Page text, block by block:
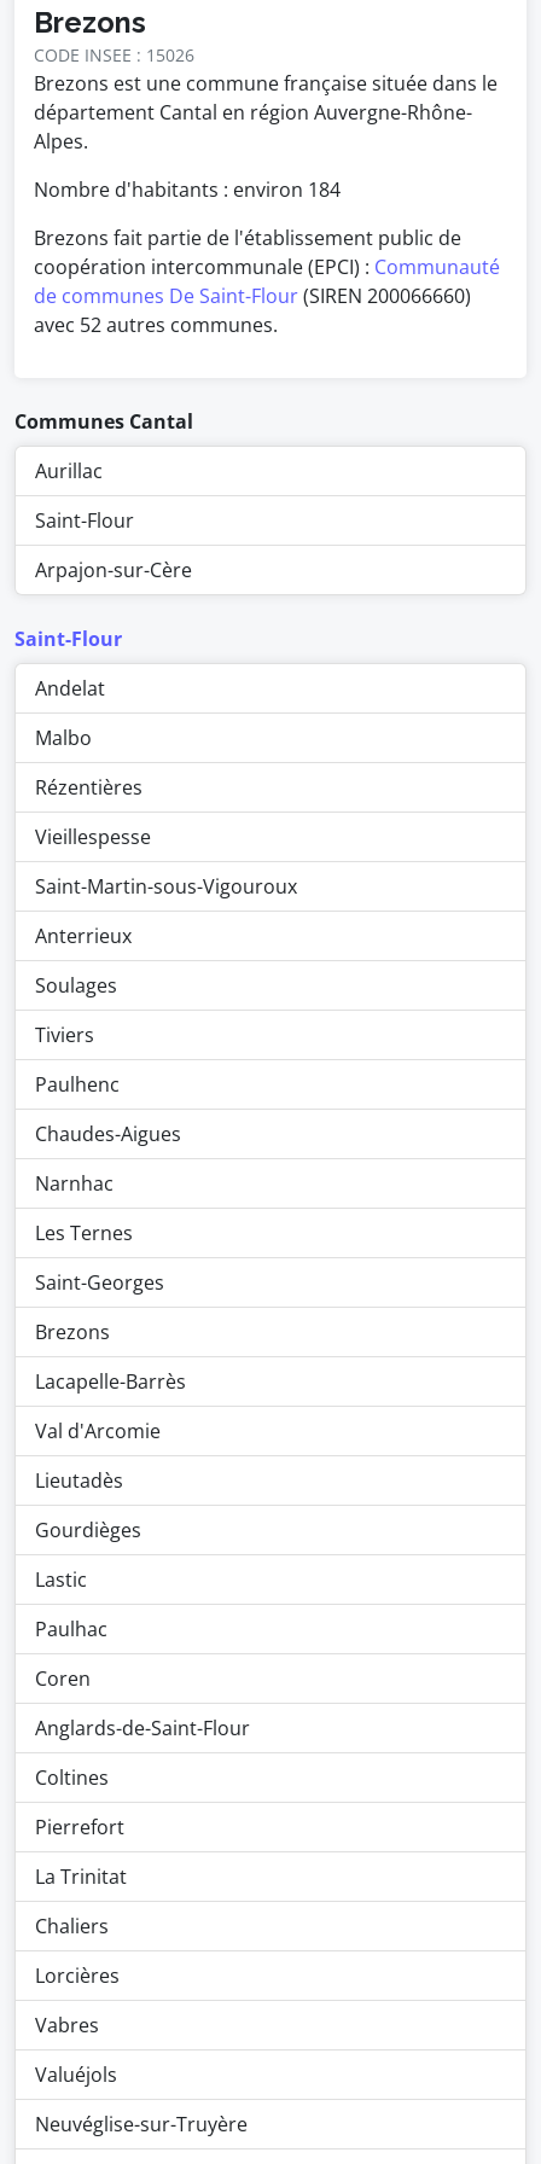
Brezons
CODE INSEE : 15026
Brezons est une commune française située dans le
département Cantal en région Auvergne-Rhône-
Alpes.
Nombre d'habitants : environ 184
Brezons fait partie de l'établissement public de
coopération intercommunale (EPCI) : Communauté
de communes De Saint-Flour(SIREN 200066660)
avec 52 autres communes.
Communes Cantal
Aurillac
Saint-Flour
Arpajon-sur-Cère
Saint-Flour
Andelat
Malbo
Rézentières
Vieillespesse
Saint-Martin-sous-Vigouroux
Anterrieux
Soulages
Tiviers
Paulhenc
Chaudes-Aigues
Narnhac
Les Ternes
Saint-Georges
Brezons
Lacapelle-Barrès
Val d'Arcomie
Lieutadès
Gourdièges
Lastic
Paulhac
Coren
Anglards-de-Saint-Flour
Coltines
Pierrefort
La Trinitat
Chaliers
Lorcières
Vabres
Valuéjols
Neuvéglise-sur-Truyère